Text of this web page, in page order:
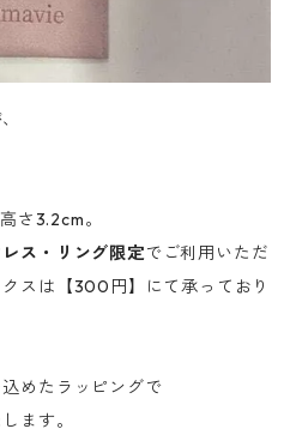
さ3.2cm。
ス・リング限定でご利用いただ
スは【300円】にて承っており
めたラッピングで
ます。